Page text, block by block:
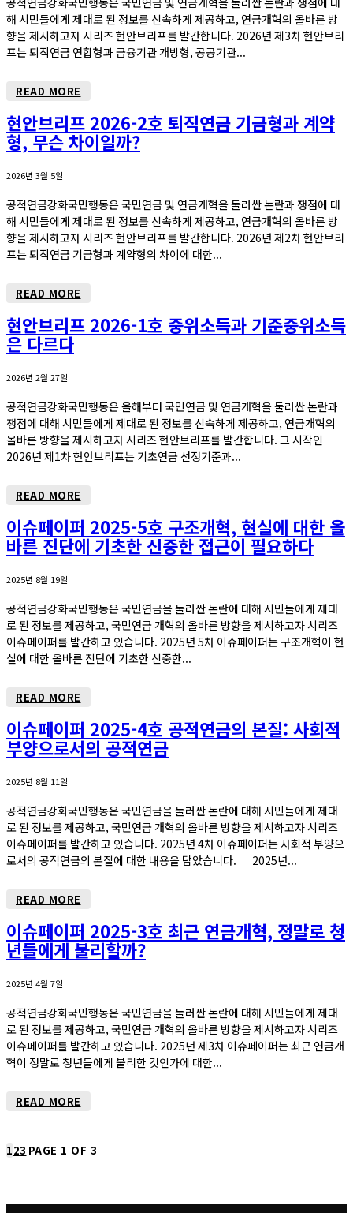
해 시민들에게 제대로 된 정보를 신속하게 제공하고, 연금개혁의 올바른 방
향을 제시하고자 시리즈 현안브리프를 발간합니다. 2026년 제3차 현안브리
프는 퇴직연금 연합형과 금융기관 개방형, 공공기관...
READ MORE
현안브리프 2026-2호 퇴직연금 기금형과 계약
형, 무슨 차이일까?
2026년 3월 5일
공적연금강화국민행동은 국민연금 및 연금개혁을 둘러싼 논란과 쟁점에 대
해 시민들에게 제대로 된 정보를 신속하게 제공하고, 연금개혁의 올바른 방
향을 제시하고자 시리즈 현안브리프를 발간합니다. 2026년 제2차 현안브리
프는 퇴직연금 기금형과 계약형의 차이에 대한...
READ MORE
현안브리프 2026-1호 중위소득과 기준중위소득
은 다르다
2026년 2월 27일
공적연금강화국민행동은 올해부터 국민연금 및 연금개혁을 둘러싼 논란과
쟁점에 대해 시민들에게 제대로 된 정보를 신속하게 제공하고, 연금개혁의
올바른 방향을 제시하고자 시리즈 현안브리프를 발간합니다. 그 시작인
2026년 제1차 현안브리프는 기초연금 선정기준과...
READ MORE
이슈페이퍼 2025-5호 구조개혁, 현실에 대한 올
바른 진단에 기초한 신중한 접근이 필요하다
2025년 8월 19일
공적연금강화국민행동은 국민연금을 둘러싼 논란에 대해 시민들에게 제대
로 된 정보를 제공하고, 국민연금 개혁의 올바른 방향을 제시하고자 시리즈
이슈페이퍼를 발간하고 있습니다. 2025년 5차 이슈페이퍼는 구조개혁이 현
실에 대한 올바른 진단에 기초한 신중한...
READ MORE
이슈페이퍼 2025-4호 공적연금의 본질: 사회적
부양으로서의 공적연금
2025년 8월 11일
공적연금강화국민행동은 국민연금을 둘러싼 논란에 대해 시민들에게 제대
로 된 정보를 제공하고, 국민연금 개혁의 올바른 방향을 제시하고자 시리즈
이슈페이퍼를 발간하고 있습니다. 2025년 4차 이슈페이퍼는 사회적 부양으
로서의 공적연금의 본질에 대한 내용을 담았습니다. 2025년...
READ MORE
이슈페이퍼 2025-3호 최근 연금개혁, 정말로 청
년들에게 불리할까?
2025년 4월 7일
공적연금강화국민행동은 국민연금을 둘러싼 논란에 대해 시민들에게 제대
로 된 정보를 제공하고, 국민연금 개혁의 올바른 방향을 제시하고자 시리즈
이슈페이퍼를 발간하고 있습니다. 2025년 제3차 이슈페이퍼는 최근 연금개
혁이 정말로 청년들에게 불리한 것인가에 대한...
READ MORE
123 PAGE 1 OF 3